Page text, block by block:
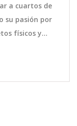
a cuartos de
su pasión por
físicos y